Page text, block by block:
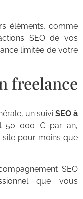
éléments, comme
SEO de vos
limitée de votre
freelance
un suivi SEO à
50 000 € par an,
site pour moins que
SEO
que vous